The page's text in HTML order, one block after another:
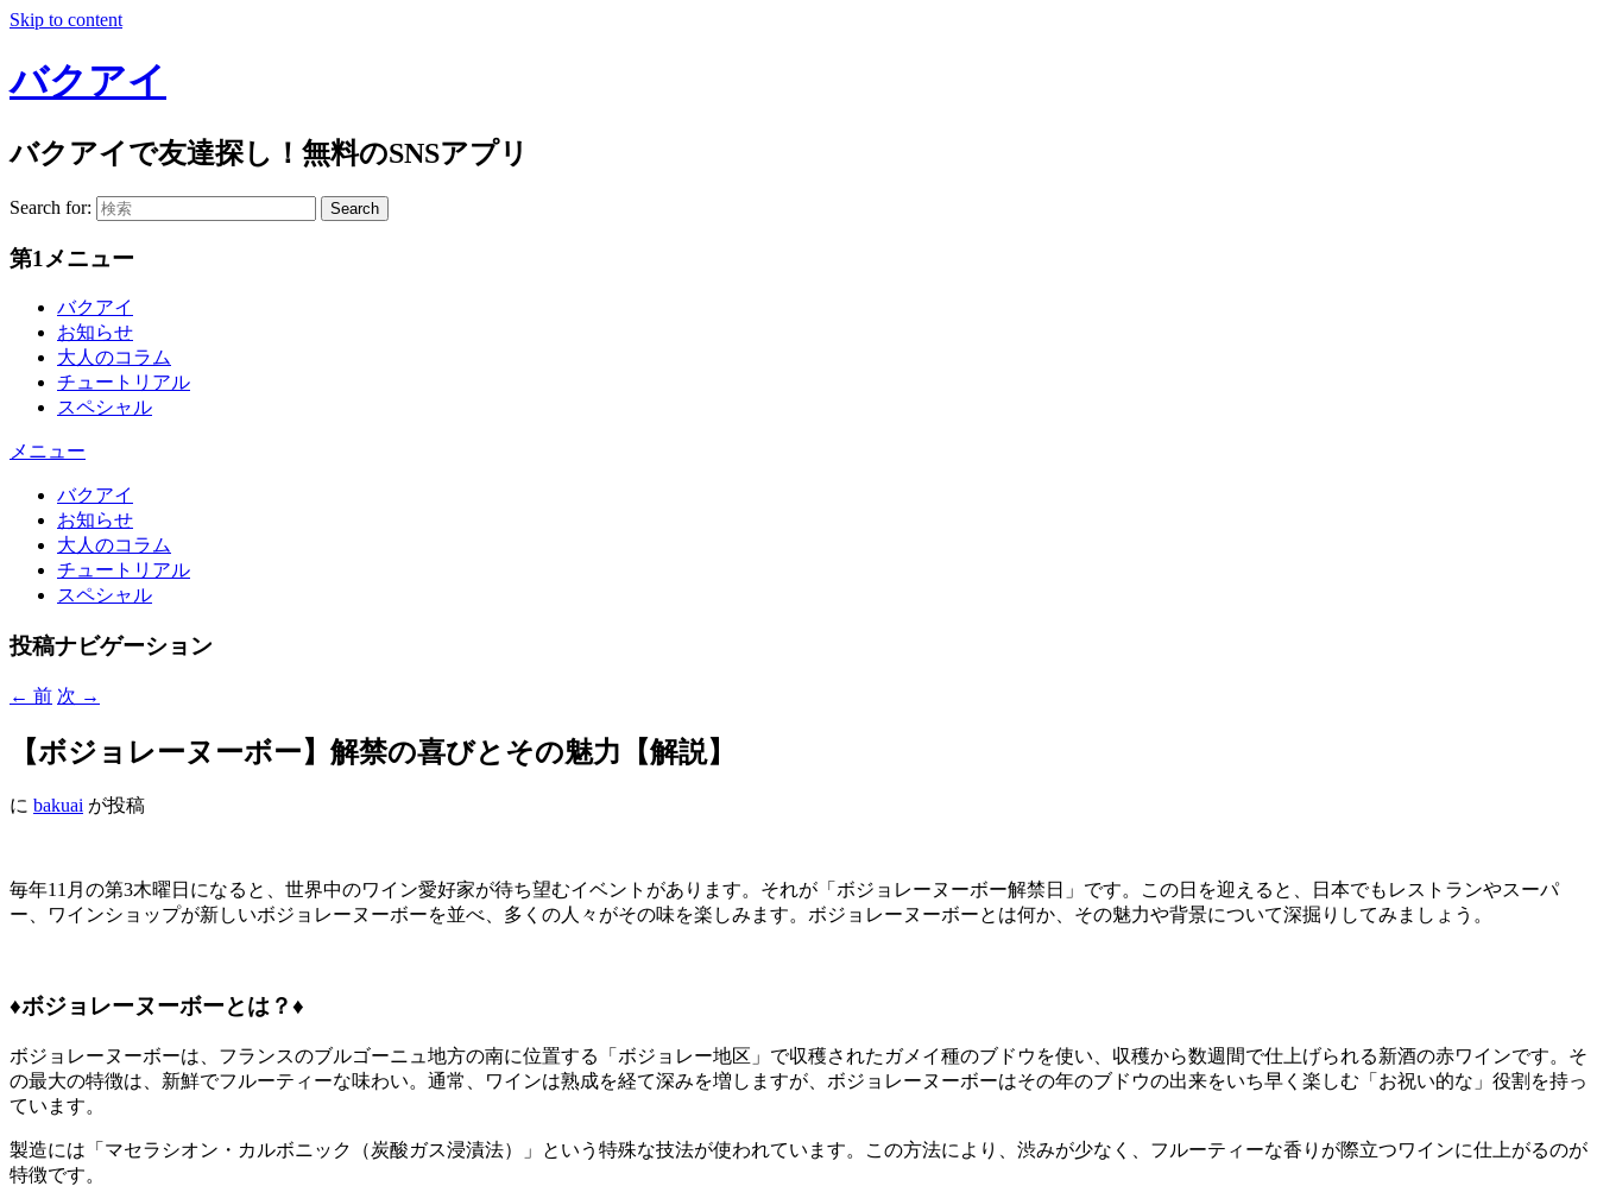
Skip to content
バクアイ
バクアイで友達探し！無料のSNSアプリ
Search for: Search
第1メニュー
バクアイ
お知らせ
大人のコラム
チュートリアル
スペシャル
メニュー
バクアイ
お知らせ
大人のコラム
チュートリアル
スペシャル
投稿ナビゲーション
← 前 次 →
【ボジョレーヌーボー】解禁の喜びとその魅力【解説】
に bakuai が投稿
毎年11月の第3木曜日になると、世界中のワイン愛好家が待ち望むイベントがあります。それが「ボジョレーヌーボー解禁日」です。この日を迎えると、日本でもレストランやスーパ
ー、ワインショップが新しいボジョレーヌーボーを並べ、多くの人々がその味を楽しみます。ボジョレーヌーボーとは何か、その魅力や背景について深掘りしてみましょう。
♦︎ボジョレーヌーボーとは？♦︎
ボジョレーヌーボーは、フランスのブルゴーニュ地方の南に位置する「ボジョレー地区」で収穫されたガメイ種のブドウを使い、収穫から数週間で仕上げられる新酒の赤ワインです。そ
の最大の特徴は、新鮮でフルーティーな味わい。通常、ワインは熟成を経て深みを増しますが、ボジョレーヌーボーはその年のブドウの出来をいち早く楽しむ「お祝い的な」役割を持っ
ています。
製造には「マセラシオン・カルボニック（炭酸ガス浸漬法）」という特殊な技法が使われています。この方法により、渋みが少なく、フルーティーな香りが際立つワインに仕上がるのが
特徴です。